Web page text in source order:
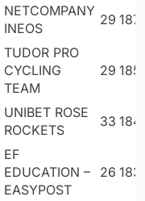
NETCOMPANY
INEOS
29
TUDOR PRO
CYCLING
TEAM
29
UNIBET ROSE
ROCKETS
33
EF
EDUCATION –
EASYPOST
26